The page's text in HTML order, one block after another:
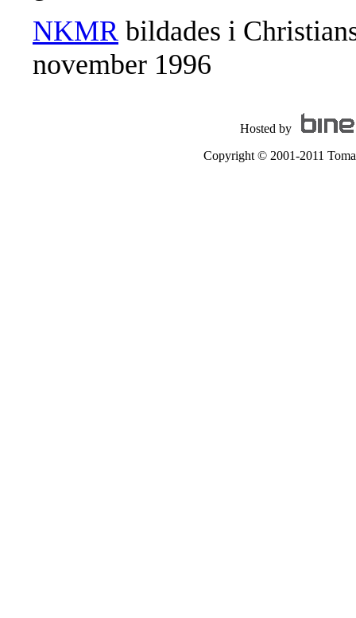
NKMR bildades i
november 1996
Hosted by
Copyright © 2001-2011